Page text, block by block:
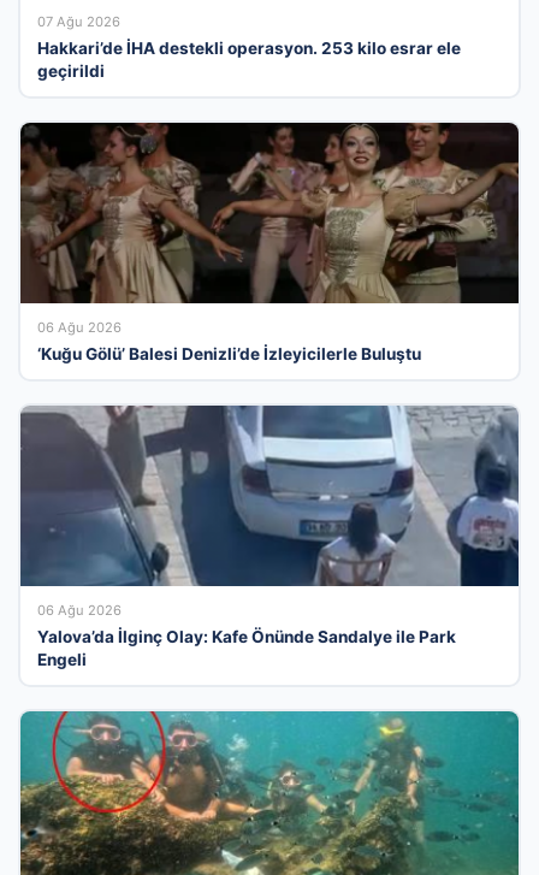
07 Ağu 2026
Hakkari’de İHA destekli operasyon. 253 kilo esrar ele
geçirildi
06 Ağu 2026
‘Kuğu Gölü’ Balesi Denizli’de İzleyicilerle Buluştu
06 Ağu 2026
Yalova’da İlginç Olay: Kafe Önünde Sandalye ile Park
Engeli